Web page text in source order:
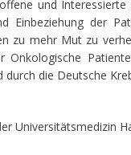
und
Einbeziehung der
zu mehr Mut zu
Onkologische
durch die Deutsche
Universitätsmedizin